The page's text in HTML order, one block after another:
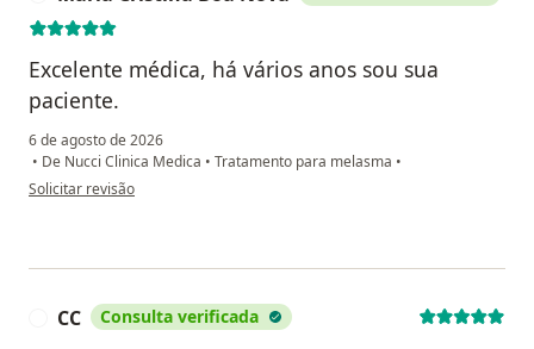
Excelente médica, há vários anos sou sua
paciente.
6 de agosto de 2026
• De Nucci Clinica Medica • Tratamento para melasma •
na opinião do utilizador Maria Cristina Bôa Nova
Solicitar revisão
CC Consulta verificada